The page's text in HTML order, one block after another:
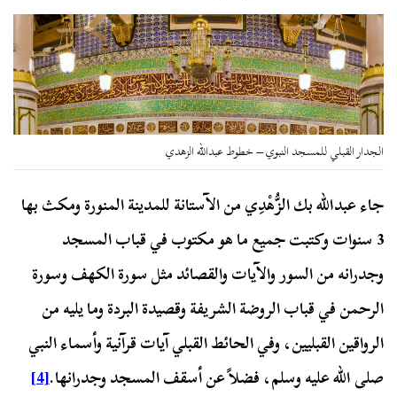
الجدار القبلي للمسجد النبوي – خطوط عبدالله الزهدي
جاء عبدالله بك الزُّهْدِي من الآستانة للمدينة المنورة ومكث بها
3 سنوات وكتبت جميع ما هو مكتوب في قباب المسجد
وجدرانه من السور والآيات والقصائد مثل سورة الكهف وسورة
الرحمن في قباب الروضة الشريفة وقصيدة البردة وما يليه من
الرواقين القبليين، وفي الحائط القبلي آيات قرآنية وأسماء النبي
صلى الله عليه وسلم، فضلاً عن أسقف المسجد وجدرانها.[4]